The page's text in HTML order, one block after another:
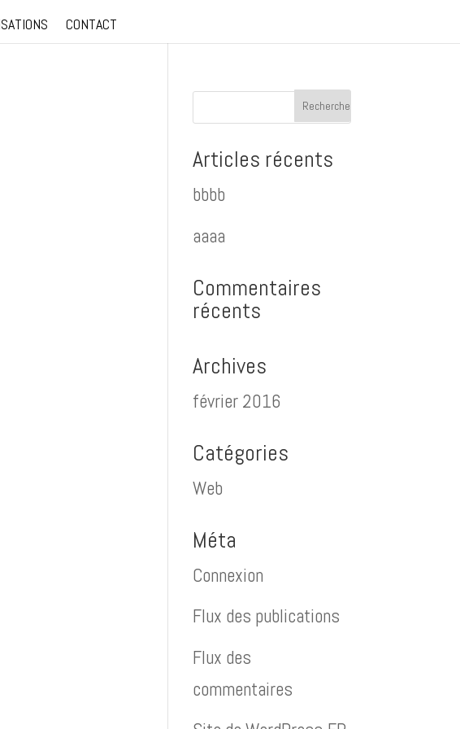
CONTACT
Articles récents
bbbb
aaaa
Commentaires
récents
Archives
février 2016
Catégories
Web
Méta
Connexion
Flux des publications
Flux des
commentaires